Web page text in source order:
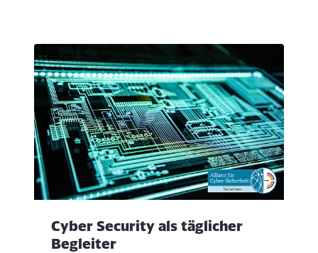
Cyber Security als täglicher
Begleiter